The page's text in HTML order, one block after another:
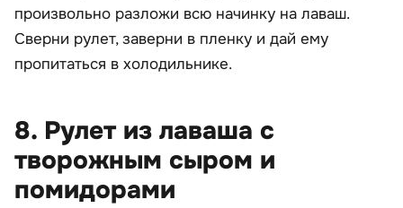
произвольно разложи всю начинку на лаваш.
Сверни рулет, заверни в пленку и дай ему
пропитаться в холодильнике.
8. Рулет из лаваша с
творожным сыром и
помидорами